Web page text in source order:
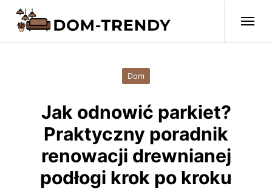
Dom
Jak odnowić parkiet?
Praktyczny poradnik
renowacji drewnianej
podłogi krok po kroku